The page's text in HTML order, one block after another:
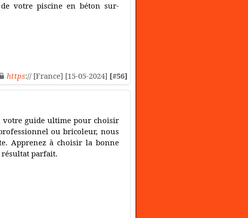
votre piscine en béton sur-
https:// [France] [15-05-2024] [#56]
votre guide ultime pour choisir
ou bricoleur, nous
Apprenez à choisir la bonne
parfait.